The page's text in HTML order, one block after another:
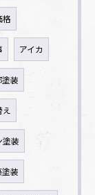
格
アイカ
装
塗装
装